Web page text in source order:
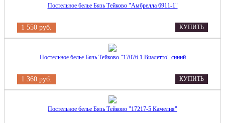
Постельное белье Бязь Тейково "Амбрелла 6911-1"
1 550 руб. КУПИТЬ
Постельное белье Бязь Тейково "17076 1 Виалетто" синий
1 360 руб. КУПИТЬ
Постельное белье Бязь Тейково "17217-5 Камелия"